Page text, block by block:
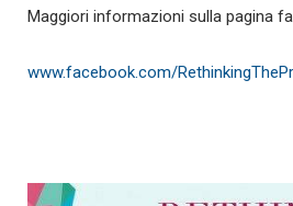
Maggiori informazioni sulla pagina
www.facebook.com/